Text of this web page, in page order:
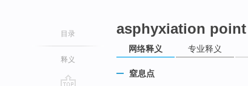
目录
释义
asphyxiation point
网络释义 专业释义
窒息点